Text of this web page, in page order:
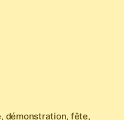
, démonstration, fête,